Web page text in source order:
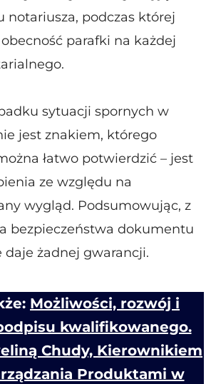
notariusza, podczas której
parafki na każdej
sytuacji spornych w
jest znakiem, którego
łatwo potwierdzić – jest
ze względu na
wygląd. Podsumowując, z
bezpieczeństwa dokumentu
daje żadnej gwarancji.
Możliwości, rozwój i
kwalifikowanego.
Chudy, Kierownikiem
Produktami w